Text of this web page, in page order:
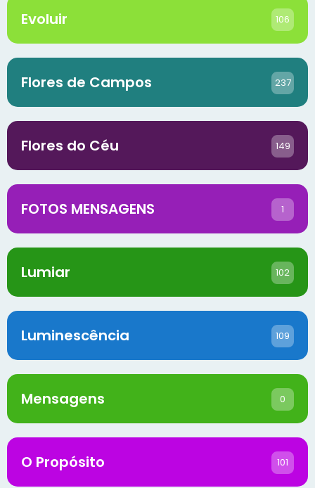
Evoluir 106
Flores de Campos 237
Flores do Céu 149
FOTOS MENSAGENS 1
Lumiar 102
Luminescência 109
Mensagens 0
O Propósito 101